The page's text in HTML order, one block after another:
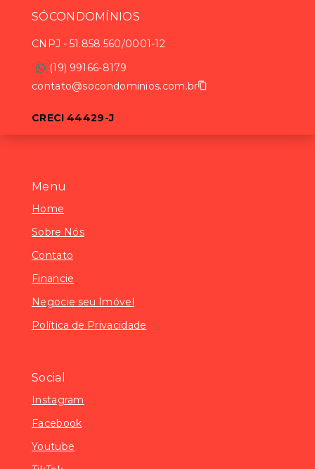
Menu
Home
Sobre Nós
Contato
Financie
Negocie seu Imóvel
Política de Privacidade
Social
Instagram
Facebook
Youtube
SÓCONDOMÍNIOS
CNPJ - 51.858.560/0001-12
(19) 99166-8179
contato@socondominios.com.br
CRECI 44429-J